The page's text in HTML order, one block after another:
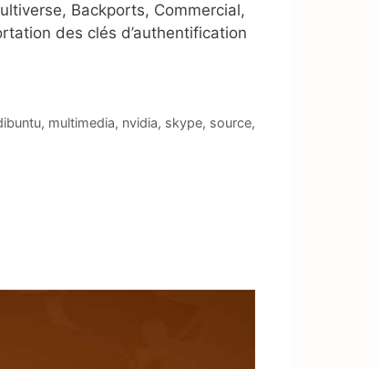
Backports, Commercial,
des clés d’authentification
, multimedia, nvidia, skype, source,